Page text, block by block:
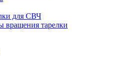
для СВЧ
вращения тарелки